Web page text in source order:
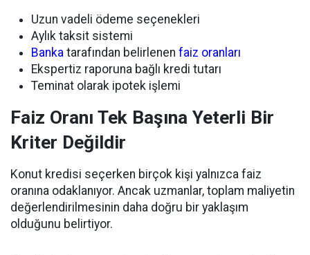
Uzun vadeli ödeme seçenekleri
Aylık taksit sistemi
Banka tarafından belirlenen faiz oranları
Ekspertiz raporuna bağlı kredi tutarı
Teminat olarak ipotek işlemi
Faiz Oranı Tek Başına Yeterli Bir
Kriter Değildir
Konut kredisi seçerken birçok kişi yalnızca faiz
oranına odaklanıyor. Ancak uzmanlar, toplam maliyetin
değerlendirilmesinin daha doğru bir yaklaşım
olduğunu belirtiyor.